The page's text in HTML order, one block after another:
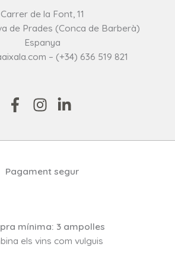
Carrer de la Font, 11
de Prades (Conca de Barberà)
Espanya
– (+34) 636 519 821
Pagament segur
mínima: 3 ampolles
els vins com vulguis